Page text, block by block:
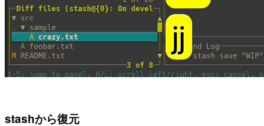
stashから復元